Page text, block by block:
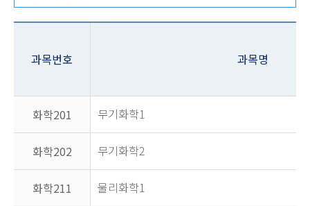
과목번호 과목명
화학201 무기화학1
화학202 무기화학2
화학211 물리화학1